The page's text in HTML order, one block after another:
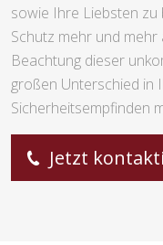
sowie Ihre Liebsten zu
Schutz mehr und
Beachtung dieser
großen Unterschied in
Sicherheitsempfinden
Jetzt